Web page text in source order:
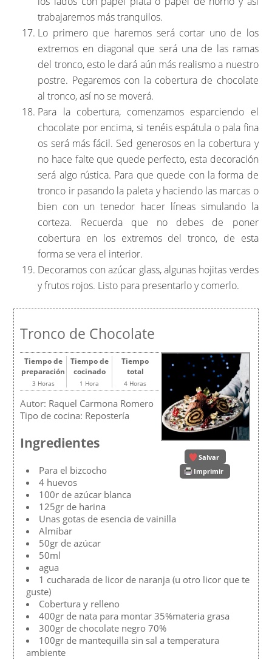
trabajaremos más tranquilos.
Lo primero que haremos será cortar uno de los
extremos en diagonal que será una de las ramas
del tronco, esto le dará aún más realismo a nuestro
postre. Pegaremos con la cobertura de chocolate
al tronco, así no se moverá.
Para la cobertura, comenzamos esparciendo el
chocolate por encima, si tenéis espátula o pala fina
os será más fácil. Sed generosos en la cobertura y
no hace falte que quede perfecto, esta decoración
será algo rústica. Para que quede con la forma de
tronco ir pasando la paleta y haciendo las marcas o
bien con un tenedor hacer líneas simulando la
corteza. Recuerda que no debes de poner
cobertura en los extremos del tronco, de esta
forma se vera el interior.
Decoramos con azúcar glass, algunas hojitas verdes
y frutos rojos. Listo para presentarlo y comerlo.
Tronco de Chocolate
Salvar
Imprimir
Tiempo de
preparación
3 Horas
Tiempo de
cocinado
1 Hora
Tiempo
total
4 Horas
Autor: Raquel Carmona Romero
Tipo de cocina: Repostería
Ingredientes
Para el bizcocho
4 huevos
100r de azúcar blanca
125gr de harina
Unas gotas de esencia de vainilla
Almíbar
50gr de azúcar
50ml
agua
1 cucharada de licor de naranja (u otro licor que te
guste)
Cobertura y relleno
400gr de nata para montar 35%materia grasa
300gr de chocolate negro 70%
100gr de mantequilla sin sal a temperatura
ambiente